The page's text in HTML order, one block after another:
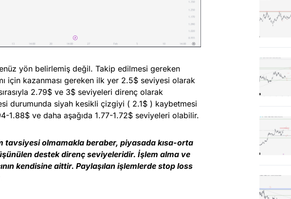
yön belirlemiş değil. Takip edilmesi gereken
için kazanması gereken ilk yer 2.5$ seviyesi olarak
2.79$ ve 3$ seviyeleri direnç olarak
durumunda siyah kesikli çizgiyi ( 2.1$ ) kaybetmesi
1.88$ ve daha aşağıda 1.77-1.72$ seviyeleri olabilir.
tavsiyesi olmamakla beraber, piyasada kısa-orta
destek direnç seviyeleridir. İşlem alma ve
kendisine aittir. Paylaşılan işlemlerde stop loss